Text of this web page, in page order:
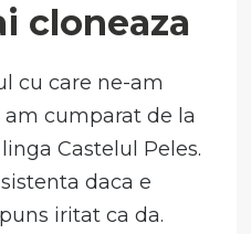
cloneaza
cu care ne-am
cumparat de la
Castelul Peles.
daca e
iritat ca da.